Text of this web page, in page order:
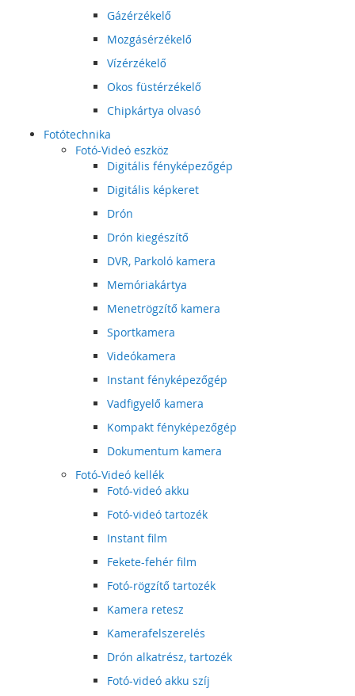
Gázérzékelő
Mozgásérzékelő
Vízérzékelő
Okos füstérzékelő
Chipkártya olvasó
Fotótechnika
Fotó-Videó eszköz
Digitális fényképezőgép
Digitális képkeret
Drón
Drón kiegészítő
DVR, Parkoló kamera
Memóriakártya
Menetrögzítő kamera
Sportkamera
Videókamera
Instant fényképezőgép
Vadfigyelő kamera
Kompakt fényképezőgép
Dokumentum kamera
Fotó-Videó kellék
Fotó-videó akku
Fotó-videó tartozék
Instant film
Fekete-fehér film
Fotó-rögzítő tartozék
Kamera retesz
Kamerafelszerelés
Drón alkatrész, tartozék
Fotó-videó akku szíj